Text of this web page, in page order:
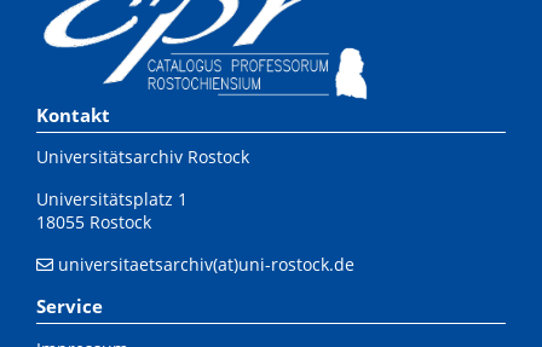
Kontakt
Universitätsarchiv Rostock
Universitätsplatz 1
18055 Rostock
universitaetsarchiv(at)uni-rostock.de
Service